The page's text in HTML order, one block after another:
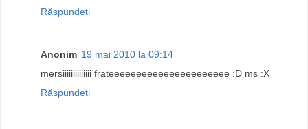
Răspundeți
Anonim 19 mai 2010 la 09:14
mersiiiiiiiiiiiiii frateeeeeeeeeeeeeeeeeeeeee :D ms :X
Răspundeți